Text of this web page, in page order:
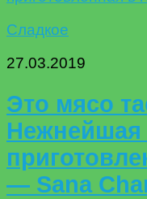
Сладкое
27.03.2019
Это мясо
Нежнейшая
— Sana